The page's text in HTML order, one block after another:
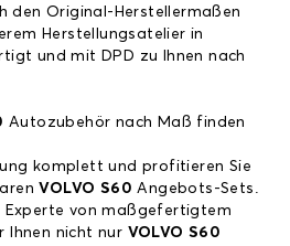
den Original-Herstellermaßen
Herstellungsatelier in
und mit DPD zu Ihnen nach
Autozubehör nach Maß finden
komplett und profitieren Sie
VOLVO S60 Angebots-Sets.
Experte von maßgefertigtem
Ihnen nicht nur VOLVO S60